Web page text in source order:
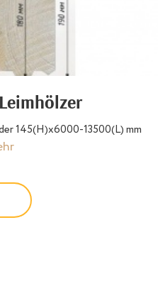
145(H)х6000-13500(L) mm